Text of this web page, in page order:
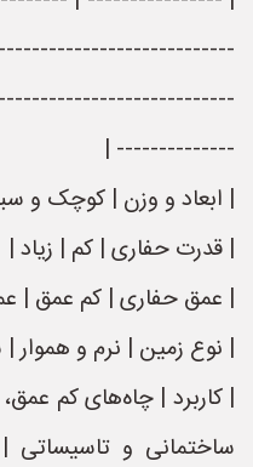
| --------------
-------------- |
| ابعاد و وزن | کوچک و
| قدرت حفاری | کم | زیاد |
| عمق حفاری | کم عمق |
| نوع زمین | نرم و هموار
| کاربرد | چاه‌های کم
ساختمانی و تاسیساتی